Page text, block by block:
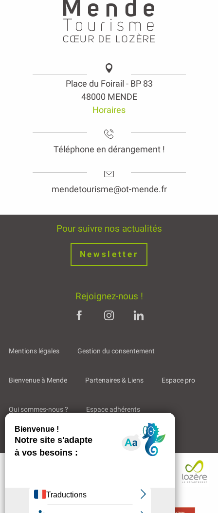
Prestations
Tarifs
par email
Place du Foirail - BP 83
48000 MENDE
Horaires
Téléphone en dérangement !
mendetourisme@ot-mende.fr
Pour suivre nos actualités
Newsletter
Rejoignez-nous !
Mentions légales Gestion du consentement
Bienvenue à Mende Partenaires & Liens Espace pro
Qui sommes-nous ? Espace adhérents
Aides & Accompagnements